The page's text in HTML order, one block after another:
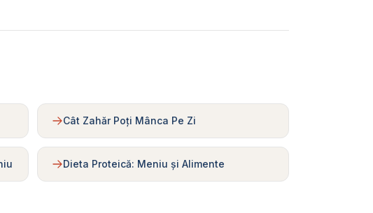
Cât Zahăr Poți Mânca Pe Zi
Dieta Proteică: Meniu și Alimente